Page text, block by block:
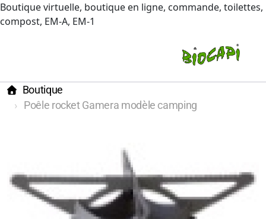
Boutique virtuelle, boutique en ligne, commande, toilettes,
compost, EM-A, EM-1
Boutique
Poêle rocket Gamera modèle camping
Bureau de conseil